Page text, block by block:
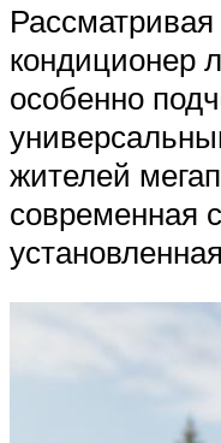
кондиционер
особенно
жителей
современная